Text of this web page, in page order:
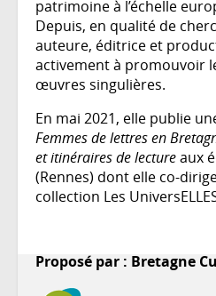
patrimoine à l’échelle
Depuis, en qualité de
auteure, éditrice et
activement à promouvoir
œuvres singulières.
En mai 2021, elle publie
Femmes de lettres en
et itinéraires de lectureaux
(Rennes) dont elle co-
collection Les
Proposé par : Bretagne